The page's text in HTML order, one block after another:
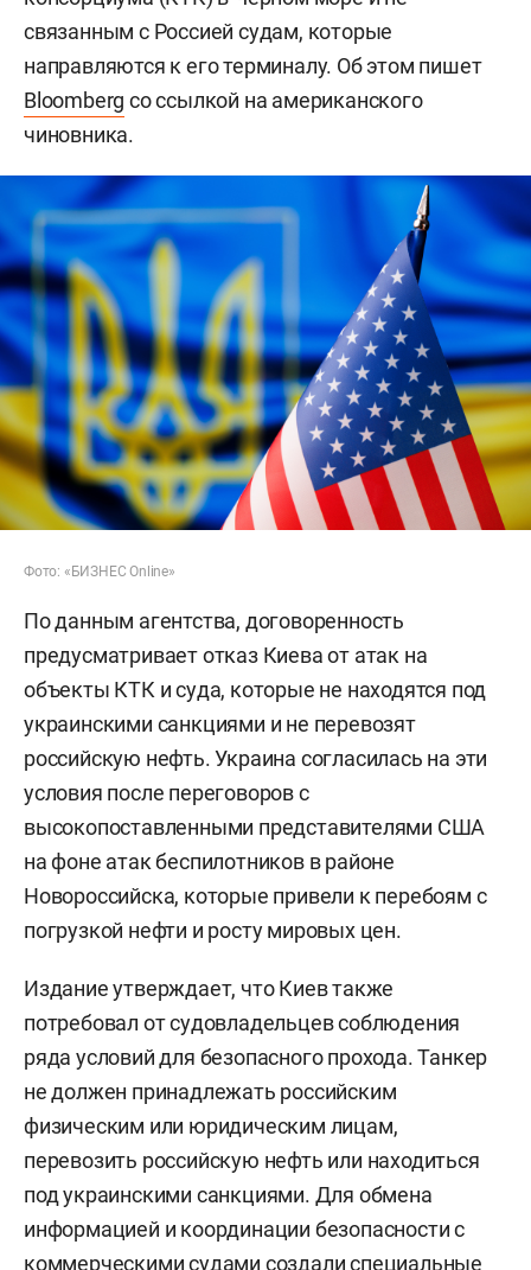
связанным с Россией судам, которые
направляются к его терминалу. Об этом пишет
Bloomberg со ссылкой на американского
чиновника.
Фото: «БИЗНЕС Online»
По данным агентства, договоренность
предусматривает отказ Киева от атак на
объекты КТК и суда, которые не находятся под
украинскими санкциями и не перевозят
российскую нефть. Украина согласилась на эти
условия после переговоров с
высокопоставленными представителями США
на фоне атак беспилотников в районе
Новороссийска, которые привели к перебоям с
погрузкой нефти и росту мировых цен.
Издание утверждает, что Киев также
потребовал от судовладельцев соблюдения
ряда условий для безопасного прохода. Танкер
не должен принадлежать российским
физическим или юридическим лицам,
перевозить российскую нефть или находиться
под украинскими санкциями. Для обмена
информацией и координации безопасности с
коммерческими судами создали специальные